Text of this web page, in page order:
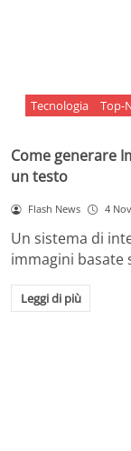
Tecnologia Top-
Come generare
un testo
Flash News 4
Un sistema di
immagini basate
Leggi di più